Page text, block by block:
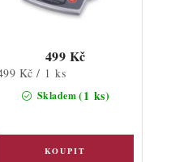
Skladem(1 ks)
499 Kč
Kč / 1 ks